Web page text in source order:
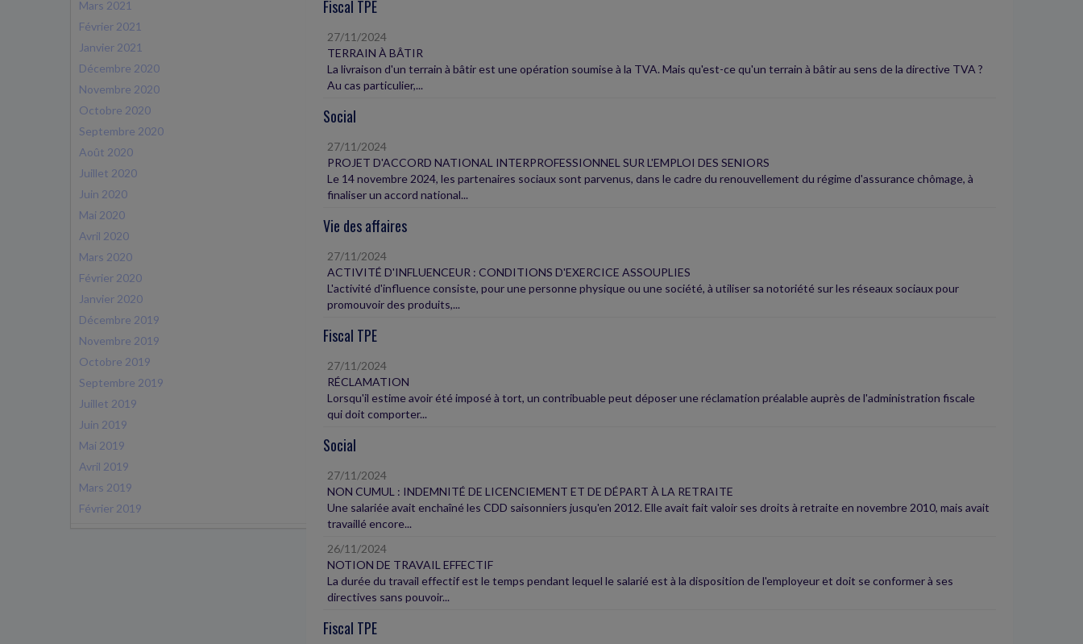
Mars 2021
Février 2021
Janvier 2021
Décembre 2020
Novembre 2020
Octobre 2020
Septembre 2020
Août 2020
Juillet 2020
Juin 2020
Mai 2020
Avril 2020
Mars 2020
Février 2020
Janvier 2020
Décembre 2019
Novembre 2019
Octobre 2019
Septembre 2019
Juillet 2019
Juin 2019
Mai 2019
Avril 2019
Mars 2019
Février 2019
Fiscal TPE
27/11/2024
TERRAIN À BÂTIR
La livraison d'un terrain à bâtir est une opération soumise à la TVA. Mais qu'est-ce qu'un terrain à bâtir au sens de la directive TVA ?
Au cas particulier,...
Social
27/11/2024
PROJET D'ACCORD NATIONAL INTERPROFESSIONNEL SUR L'EMPLOI DES SENIORS
Le 14 novembre 2024, les partenaires sociaux sont parvenus, dans le cadre du renouvellement du régime d'assurance chômage, à
finaliser un accord national...
Vie des affaires
27/11/2024
ACTIVITÉ D'INFLUENCEUR : CONDITIONS D'EXERCICE ASSOUPLIES
L'activité d'influence consiste, pour une personne physique ou une société, à utiliser sa notoriété sur les réseaux sociaux pour
promouvoir des produits,...
Fiscal TPE
27/11/2024
RÉCLAMATION
Lorsqu'il estime avoir été imposé à tort, un contribuable peut déposer une réclamation préalable auprès de l'administration fiscale
qui doit comporter...
Social
27/11/2024
NON CUMUL : INDEMNITÉ DE LICENCIEMENT ET DE DÉPART À LA RETRAITE
Une salariée avait enchaîné les CDD saisonniers jusqu'en 2012. Elle avait fait valoir ses droits à retraite en novembre 2010, mais avait
travaillé encore...
26/11/2024
NOTION DE TRAVAIL EFFECTIF
La durée du travail effectif est le temps pendant lequel le salarié est à la disposition de l'employeur et doit se conformer à ses
directives sans pouvoir...
Fiscal TPE